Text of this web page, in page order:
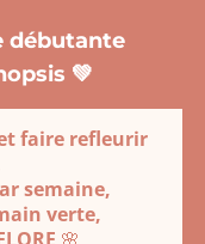
débutante
💚
faire refleurir
semaine,
verte,